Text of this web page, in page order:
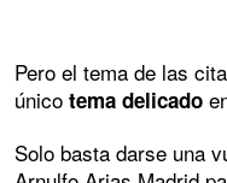
Pero el tema de las
único tema delicado
Solo basta darse una